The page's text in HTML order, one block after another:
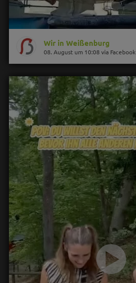
Wir in Weißenburg
08. August um 10:08 via Facebook